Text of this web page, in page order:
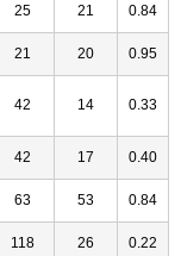
25 21 0.84
21 20 0.95
42 14 0.33
42 17 0.40
63 53 0.84
118 26 0.22